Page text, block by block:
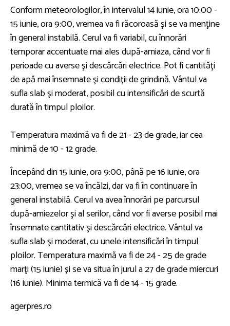
Conform meteorologilor, în intervalul 14 iunie, ora 10:00 -
15 iunie, ora 9:00, vremea va fi răcoroasă şi se va menţine
în general instabilă. Cerul va fi variabil, cu înnorări
temporar accentuate mai ales după-amiaza, când vor fi
perioade cu averse şi descărcări electrice. Pot fi cantităţi
de apă mai însemnate şi condiţii de grindină. Vântul va
sufla slab şi moderat, posibil cu intensificări de scurtă
durată în timpul ploilor.
Temperatura maximă va fi de 21 - 23 de grade, iar cea
minimă de 10 - 12 grade.
Începând din 15 iunie, ora 9:00, până pe 16 iunie, ora
23:00, vremea se va încălzi, dar va fi în continuare în
general instabilă. Cerul va avea înnorări pe parcursul
după-amiezelor şi al serilor, când vor fi averse posibil mai
însemnate cantitativ şi descărcări electrice. Vântul va
sufla slab şi moderat, cu unele intensificări în timpul
ploilor. Temperatura maximă va fi de 24 - 25 de grade
marţi (15 iunie) şi se va situa în jurul a 27 de grade miercuri
(16 iunie). Minima termică va fi de 14 - 15 grade.
agerpres.ro